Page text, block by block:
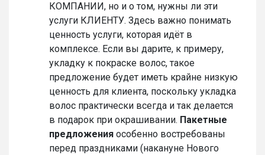
КОМПАНИИ, но и о том, нужны ли эти
услуги КЛИЕНТУ. Здесь важно понимать
ценность услуги, которая идёт в
комплексе. Если вы дарите, к примеру,
укладку к покраске волос, такое
предложение будет иметь крайне низкую
ценность для клиента, поскольку укладка
волос практически всегда и так делается
в подарок при окрашивании. Пакетные
предложения особенно востребованы
перед праздниками (накануне Нового